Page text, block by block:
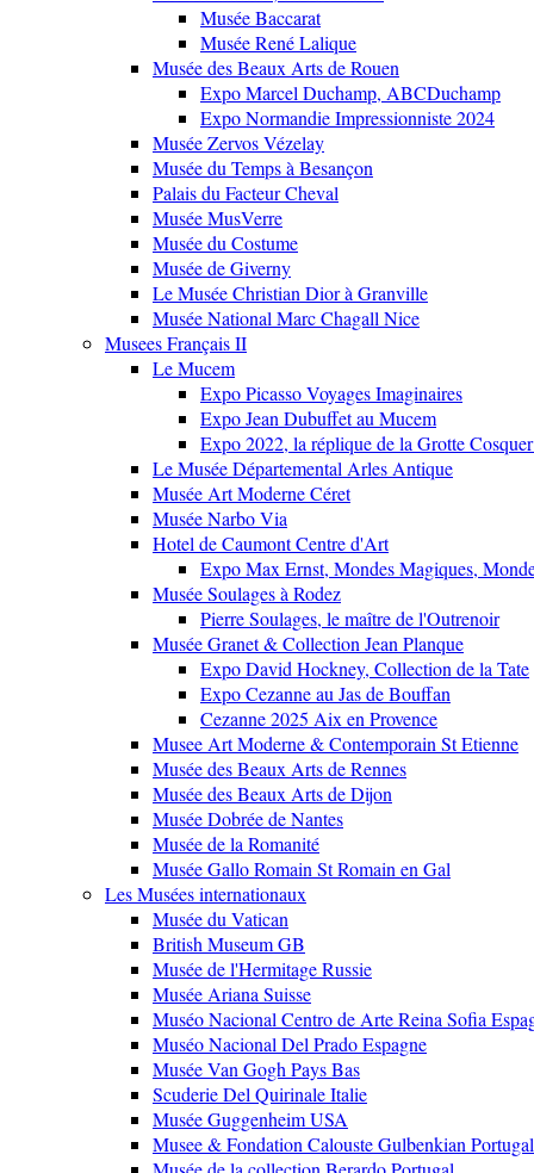
Musée Baccarat
Musée René Lalique
Musée des Beaux Arts de Rouen
Expo Marcel Duchamp, ABCDuchamp
Expo Normandie Impressionniste 2024
Musée Zervos Vézelay
Musée du Temps à Besançon
Palais du Facteur Cheval
Musée MusVerre
Musée du Costume
Musée de Giverny
Le Musée Christian Dior à Granville
Musée National Marc Chagall Nice
Musees Français II
Le Mucem
Expo Picasso Voyages Imaginaires
Expo Jean Dubuffet au Mucem
Expo 2022, la réplique de la Grotte
Le Musée Départemental Arles Antique
Musée Art Moderne Céret
Musée Narbo Via
Hotel de Caumont Centre d'Art
Expo Max Ernst, Mondes Magiques,
Musée Soulages à Rodez
Pierre Soulages, le maître de l'Outrenoir
Musée Granet & Collection Jean Planque
Expo David Hockney, Collection de la Tate
Expo Cezanne au Jas de Bouffan
Cezanne 2025 Aix en Provence
Musee Art Moderne & Contemporain St Etienne
Musée des Beaux Arts de Rennes
Musée des Beaux Arts de Dijon
Musée Dobrée de Nantes
Musée de la Romanité
Musée Gallo Romain St Romain en Gal
Les Musées internationaux
Musée du Vatican
British Museum GB
Musée de l'Hermitage Russie
Musée Ariana Suisse
Muséo Nacional Centro de Arte Reina Sofia
Muséo Nacional Del Prado Espagne
Musée Van Gogh Pays Bas
Scuderie Del Quirinale Italie
Musée Guggenheim USA
Musee & Fondation Calouste Gulbenkian Portugal